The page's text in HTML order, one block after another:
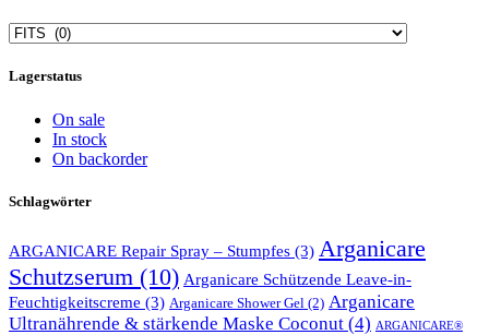
Lagerstatus
On sale
In stock
On backorder
Schlagwörter
ARGANICARE Repair Spray – Stumpfes (3) Arganicare
Schutzserum (10) Arganicare Schützende Leave-in-
Feuchtigkeitscreme (3) Arganicare Shower Gel (2) Arganicare
Ultranährende & stärkende Maske Coconut (4) ARGANICARE®